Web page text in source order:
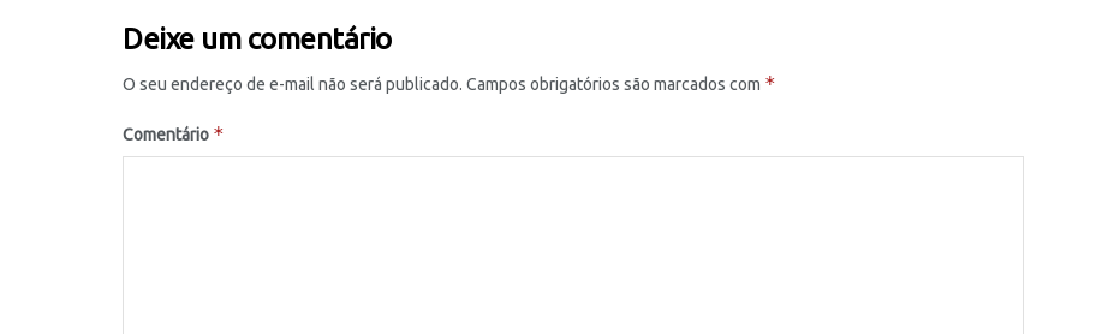
Deixe um comentário
O seu endereço de e-mail não será publicado. Campos obrigatórios são marcados com *
Comentário *